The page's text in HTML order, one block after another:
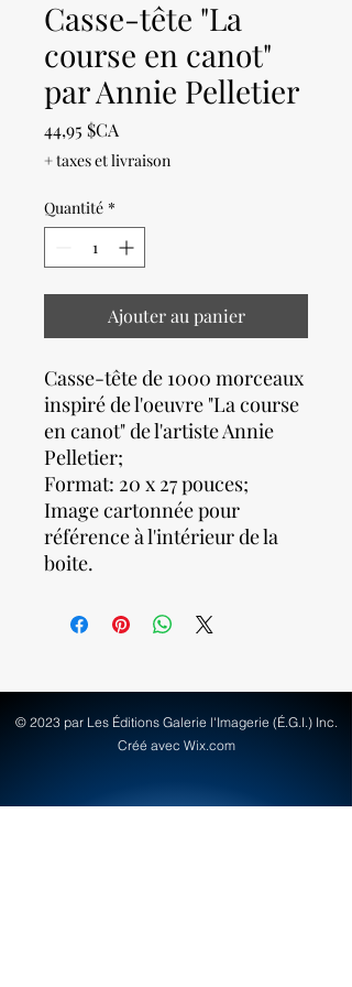
Casse-tête "La
course en canot"
par Annie Pelletier
44,95 $CA
+ taxes et livraison
Quantité *
Ajouter au panier
Casse-tête de 1000 morceaux
inspiré de l'oeuvre "La course
en canot" de l'artiste Annie
Pelletier;
Format: 20 x 27 pouces;
Image cartonnée pour
référence à l'intérieur de la
boite.
© 2023 par Les Éditions Galerie l'Imagerie (É.G.I.) Inc.
Créé avec Wix.com